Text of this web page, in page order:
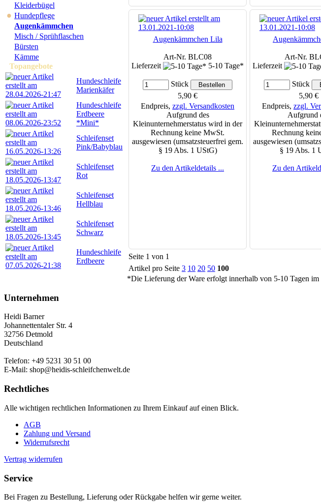
Kleiderbügel
● Hundepflege
Augenkämmchen
Misch / Sprühflaschen
Bürsten
Kämme
Topangebote
Hundeschleife
Marienkäfer
Hundeschleife
Erdbeere
*Mini*
Schleifenset
Pink/Babyblau
Schleifenset
Rot
Schleifenset
Hellblau
Schleifenset
Schwarz
Hundeschleife
Erdbeere
Augenkämmchen Lila
Art-Nr. BLC08
Lieferzeit
5-10 Tage*
Stück
5,90 €
Endpreis, zzgl. Versandkosten
Aufgrund des
Kleinunternehmerstatus wird in der
Rechnung keine MwSt.
ausgewiesen (umsatzsteuerfrei gem.
§ 19 Abs. 1 UStG)
Zu den Artikeldetails ...
Art-Nr.
Lieferzeit
Stück
5,90 €
Endpreis, zzgl.
Aufgrund
Rechnung
ausgewiesen
§ 19 Abs. 1
Zu den
Seite 1 von 1
Artikel pro Seite 3 10 20 50 100
*Die Lieferung der Ware erfolgt innerhalb von 5-10 Tagen
Unternehmen
Heidi Barner
Johannettentaler Str. 4
32756 Detmold
Deutschland
Telefon: +49 5231 30 51 00
E-Mail: shop@heidis-schleifchenwelt.de
Rechtliches
Alle wichtigen rechtlichen Informationen zu Ihrem Einkauf auf einen Blick.
AGB
Zahlung und Versand
Widerrufsrecht
Vertrag widerrufen
Service
Bei Fragen zu Bestellung, Lieferung oder Rückgabe helfen wir gerne weiter.